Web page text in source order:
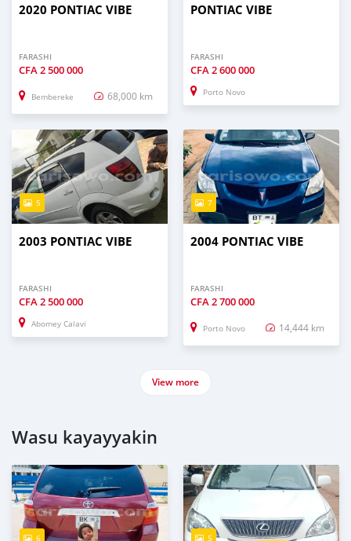
2020 PONTIAC VIBE
FARASHI
CFA2 500 000
Bembereke 68,000 km
PONTIAC VIBE
FARASHI
CFA2 600 000
Porto Novo
5
2003 PONTIAC VIBE
FARASHI
CFA2 500 000
Abomey Calavi
7
2004 PONTIAC VIBE
FARASHI
CFA2 700 000
Porto Novo 14,444 km
View more
Wasu kayayyakin
6 5